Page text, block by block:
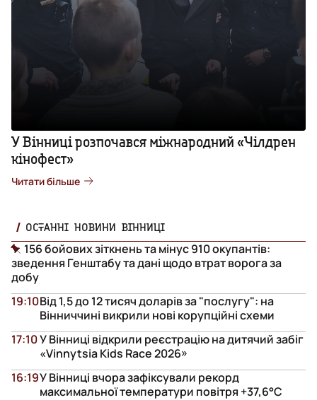
У Вінниці розпочався міжнародний «Чілдрен
кінофест»
Читати більше
ОСТАННІ НОВИНИ ВІННИЦІ
156 бойових зіткнень та мінус 910 окупантів:
зведення Генштабу та дані щодо втрат ворога за
добу
Від 1,5 до 12 тисяч доларів за "послугу": на
Вінниччині викрили нові корупційні схеми
19:10
У Вінниці відкрили реєстрацію на дитячий забіг
«Vinnytsia Kids Race 2026»
17:10
У Вінниці вчора зафіксували рекорд
максимальної температури повітря +37,6°С
16:19